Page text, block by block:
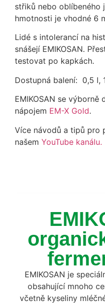
střiků nebo oblíbeného
hmotnosti je vhodné 6
Lidé s intolerancí na
snášejí EMIKOSAN.
testovat po kapkách.
Dostupná balení: 0,5 l,
EMIKOSAN se
nápojem EM-X Gold.
Více návodů a tipů pro
našem YouTube kanálu.
EMIKOSAN je
obsahující mnoho
včetně kyseliny